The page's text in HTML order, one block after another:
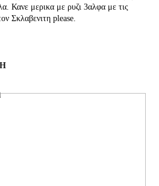
Κανε μερικα με ρυζι 3αλφα με τις
Σκλαβενιτη please.